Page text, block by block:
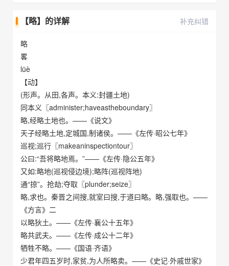
【略】的详解 补充纠错
略
畧
lüè
【动】
(形声。从田,各声。本义:封疆土地)
同本义〖administer;haveastheboundary〗
略,经略土地也。——《说文》
天子经略土地,定城国,制诸侯。——《左传·昭公七年》
巡视;巡行〖makeaninspectiontour〗
公曰:“吾将略地焉。”——《左传·隐公五年》
又如:略地(巡视侵边境);略阵(巡视阵地)
通“掠”。抢劫;夺取〖plunder;seize〗
略,求也。秦晋之间搜,就室曰搜,于道曰略。略,强取也。——
《方言》二
以略狄土。——《左传·襄公十五年》
略共武夫。——《左传·成公十二年》
牺牲不略。——《国语·齐语》
少君年四五岁时,家贫,为人所略卖。——《史记·外戚世家》